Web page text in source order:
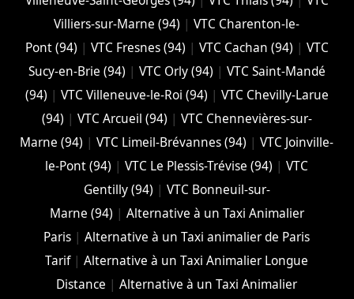
Villiers-sur-Marne (94) |VTC Charenton-le-
Pont (94) | VTC Fresnes (94) | VTC Cachan (94) | VTC
Sucy-en-Brie (94) | VTC Orly (94) | VTC Saint-Mandé
(94) | VTC Villeneuve-le-Roi (94) | VTC Chevilly-Larue
(94) | VTC Arcueil (94) | VTC Chennevières-sur-
Marne (94) |VTC Limeil-Brévannes (94) |VTC Joinville-
le-Pont (94) |VTC Le Plessis-Trévise (94) |VTC
Gentilly (94) | VTC Bonneuil-sur-
Marne (94) | Alternative à un Taxi Animalier
Paris |Alternative à un Taxi animalier de Paris
Tarif|Alternative à un Taxi Animalier Longue
Distance |Alternative à un Taxi Animalier